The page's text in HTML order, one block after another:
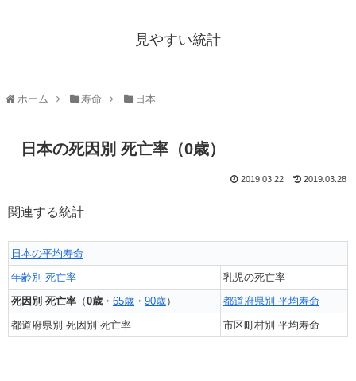
見やすい統計
ホーム 寿命 日本
日本の死因別 死亡率（0歳）
2019.03.22 2019.03.28
関連する統計
日本の平均寿命
年齢別 死亡率
乳児の死亡率
死因別 死亡率 （0歳 ・ 65歳 ・ 90歳）
都道府県別 平均寿命
都道府県別 死因別 死亡率
市区町村別 平均寿命